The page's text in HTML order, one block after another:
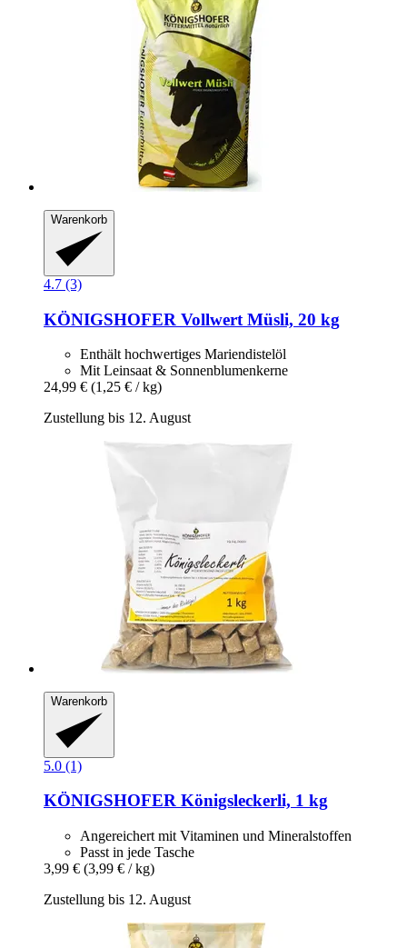
Warenkorb
4.7 (3)
KÖNIGSHOFER Vollwert Müsli, 20 kg
Enthält hochwertiges Mariendistelöl
Mit Leinsaat & Sonnenblumenkerne
24,99 € (1,25 € / kg)
Zustellung bis 12. August
Warenkorb
5.0 (1)
KÖNIGSHOFER Königsleckerli, 1 kg
Angereichert mit Vitaminen und Mineralstoffen
Passt in jede Tasche
3,99 € (3,99 € / kg)
Zustellung bis 12. August